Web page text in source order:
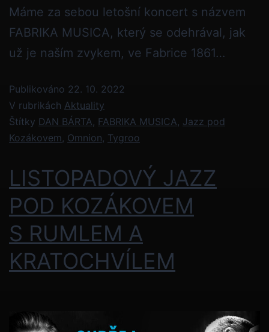
Máme za sebou letošní koncert s názvem
FABRIKA MUSICA, který se odehrával, jak
už je naším zvykem, ve Fabrice 1861…
Publikováno 22. 10. 2022
V rubrikách Aktuality
Štítky DAN BÁRTA, FABRIKA MUSICA, Jazz pod
Kozákovem, Omnion, Tygroo
LISTOPADOVÝ JAZZ
POD KOZÁKOVEM
S RUMLEM A
KRATOCHVÍLEM